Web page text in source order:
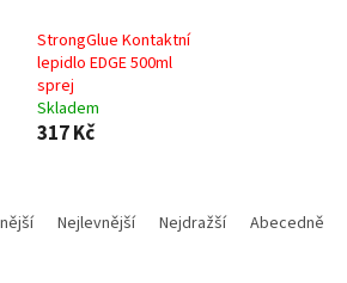
StrongGlue Kontaktní
lepidlo EDGE 500ml
sprej
Skladem
317 Kč
Nejlevnější Nejdražší Abecedně